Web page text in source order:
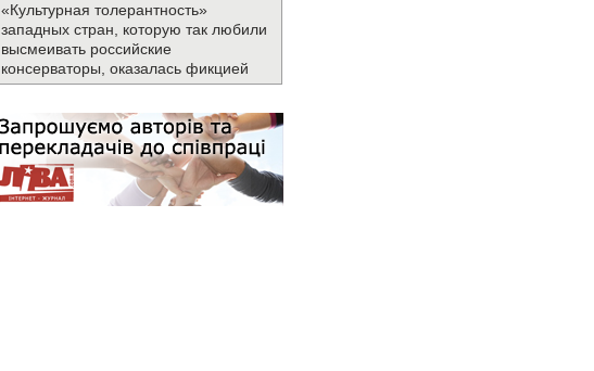
«Культурная толерантность»
западных стран, которую так любили
высмеивать российские
консерваторы, оказалась фикцией